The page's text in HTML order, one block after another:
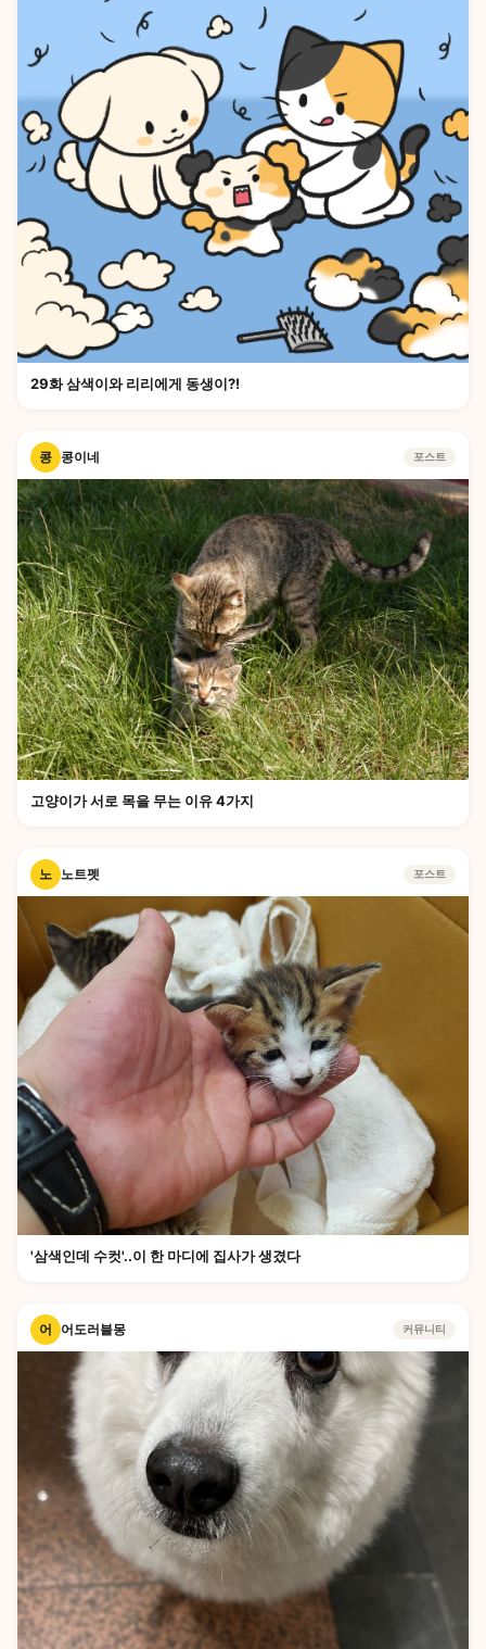
29화 삼색이와 리리에게 동생이?!
콩 콩이네 포스트
고양이가 서로 목을 무는 이유 4가지
노 노트펫 포스트
'삼색인데 수컷'..이 한 마디에 집사가 생겼다
어 어도러블몽 커뮤니티